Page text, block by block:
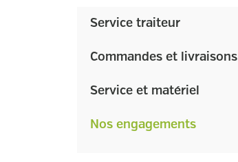
Service traiteur
Commandes et livraisons
Service et matériel
Nos engagements